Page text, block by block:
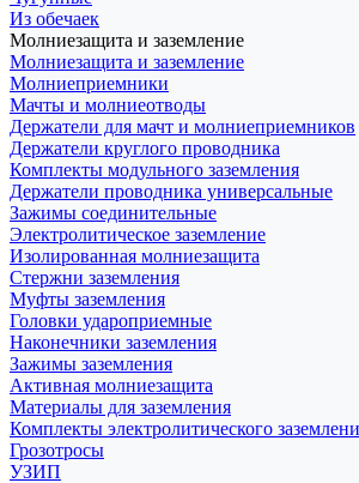
Из обечаек
Молниезащита и заземление
Молниезащита и заземление
Молниеприемники
Мачты и молниеотводы
Держатели для мачт и молниеприемников
Держатели круглого проводника
Комплекты модульного заземления
Держатели проводника универсальные
Зажимы соединительные
Электролитическое заземление
Изолированная молниезащита
Стержни заземления
Муфты заземления
Головки удароприемные
Наконечники заземления
Зажимы заземления
Активная молниезащита
Материалы для заземления
Комплекты электролитического
Грозотросы
УЗИП